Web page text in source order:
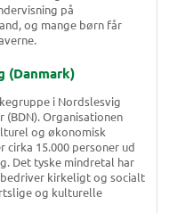
på
og mange børn får
(Danmark)
i Nordslesvig
(BDN). Organisationen
og økonomisk
cirka 15.000 personer ud
Det tyske mindretal har
kirkeligt og socialt
og kulturelle